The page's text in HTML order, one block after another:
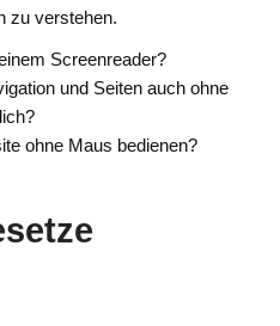
zu verstehen.
Screenreader?
und Seiten auch ohne
ohne Maus bedienen?